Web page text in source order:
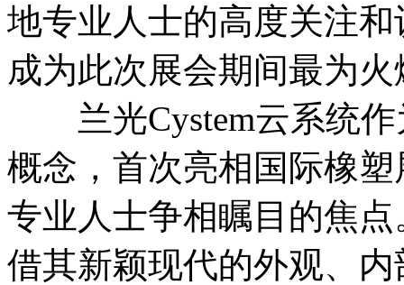
地专业人士的高度关注
成为此次展会期间最为
兰光Cystem云系统作
概念，首次亮相国际橡
专业人士争相瞩目的焦
借其新颖现代的外观、